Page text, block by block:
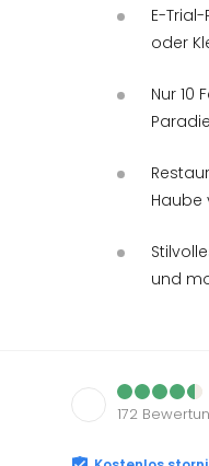
E-
oder
Nur 10
Haube
und
172